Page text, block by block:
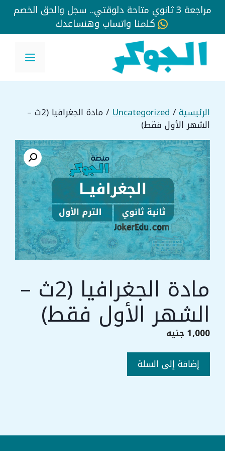
مراجعة 3 ثانوي متاحة دلوقتي.. سجل والحق الخصم
كلمنا واتساب وهنساعدك
انتقل
المحتوى
الرئيسية/
Uncategorized / مادة الجغرافيا (2ث –
الشهر الأول فقط)
مادة الجغرافيا (2ث –
الشهر الأول فقط)
1,000 جنيه
كمية
مادة
الأول
إضافة إلى السلة